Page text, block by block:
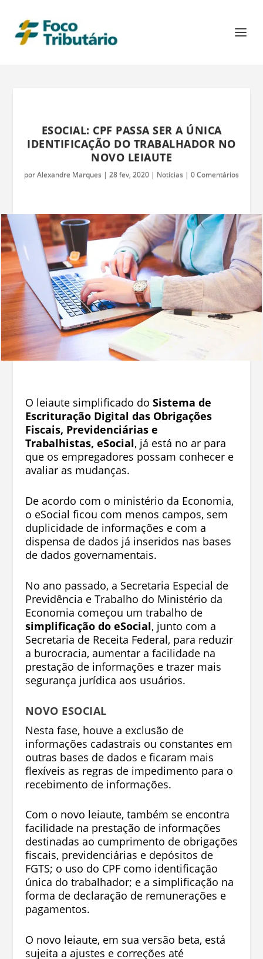
ESOCIAL: CPF PASSA SER A ÚNICA
IDENTIFICAÇÃO DO TRABALHADOR NO
NOVO LEIAUTE
porAlexandre Marques | 28 fev, 2020 | Notícias | 0 Comentários
O leiaute simplificado do Sistema de
Escrituração Digital das Obrigações
Fiscais, Previdenciárias e
Trabalhistas, eSocial, já está no ar para
que os empregadores possam conhecer e
avaliar as mudanças.
De acordo com o ministério da Economia,
o eSocial ficou com menos campos, sem
duplicidade de informações e com a
dispensa de dados já inseridos nas bases
de dados governamentais.
No ano passado, a Secretaria Especial de
Previdência e Trabalho do Ministério da
Economia começou um trabalho de
simplificação do eSocial, junto com a
Secretaria de Receita Federal, para reduzir
a burocracia, aumentar a facilidade na
prestação de informações e trazer mais
segurança jurídica aos usuários.
NOVO ESOCIAL
Nesta fase, houve a exclusão de
informações cadastrais ou constantes em
outras bases de dados e ficaram mais
flexíveis as regras de impedimento para o
recebimento de informações.
Com o novo leiaute, também se encontra
facilidade na prestação de informações
destinadas ao cumprimento de obrigações
fiscais, previdenciárias e depósitos de
FGTS; o uso do CPF como identificação
única do trabalhador; e a simplificação na
forma de declaração de remunerações e
pagamentos.
O novo leiaute, em sua versão beta, está
sujeita a ajustes e correções até